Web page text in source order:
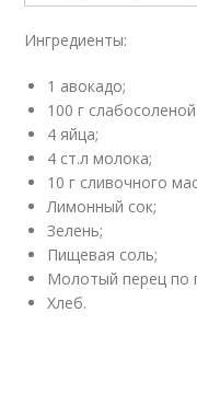
Ингредиенты:
1 авокадо;
100 г
4 яйца;
4 ст.л молока;
10 г сливочного
Лимонный сок;
Зелень;
Пищевая соль;
Молотый перец по
Хлеб.